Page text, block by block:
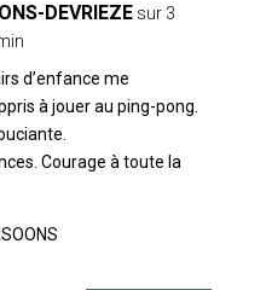
DEVRIEZE sur 3
d’enfance me
à jouer au ping-pong.
Courage à toute la